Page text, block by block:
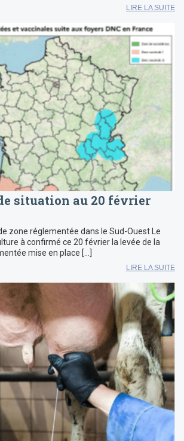
LIRE LA SUITE
situation au 20 février
zone réglementée dans le Sud-Ouest Le
à confirmé ce 20 février la levée de la
mise en place […]
LIRE LA SUITE